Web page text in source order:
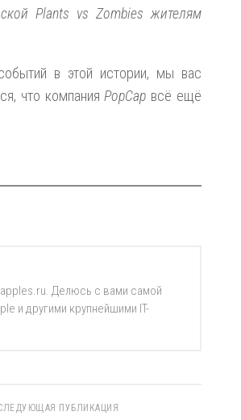
Plants vs Zombies жителям
в этой истории, мы вас
что компанияPopCap всё ещё
Делюсь с вами самой
и другими крупнейшими IT-
ПУБЛИКАЦИЯ